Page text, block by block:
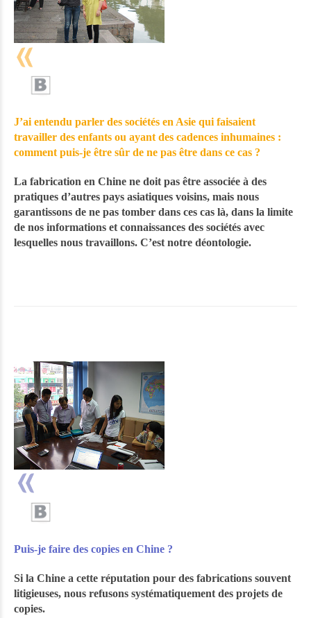
J’ai entendu parler des sociétés en Asie qui faisaient
travailler des enfants ou ayant des cadences inhumaines :
comment puis-je être sûr de ne pas être dans ce cas ?
La fabrication en Chine ne doit pas être associée à des
pratiques d’autres pays asiatiques voisins, mais nous
garantissons de ne pas tomber dans ces cas là, dans la limite
de nos informations et connaissances des sociétés avec
lesquelles nous travaillons. C’est notre déontologie.
Puis-je faire des copies en Chine ?
Si la Chine a cette réputation pour des fabrications souvent
litigieuses, nous refusons systématiquement des projets de
copies.